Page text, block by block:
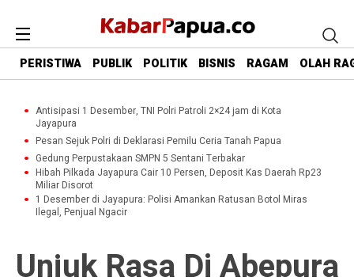
PERISTIWA PUBLIK POLITIK BISNIS RAGAM OLAH
Antisipasi 1 Desember, TNI Polri Patroli 2×24 jam di Kota
Jayapura
Pesan Sejuk Polri di Deklarasi Pemilu Ceria Tanah Papua
Gedung Perpustakaan SMPN 5 Sentani Terbakar
Hibah Pilkada Jayapura Cair 10 Persen, Deposit Kas Daerah Rp23
Miliar Disorot
1 Desember di Jayapura: Polisi Amankan Ratusan Botol Miras
Ilegal, Penjual Ngacir
Unjuk Rasa Di Abepura